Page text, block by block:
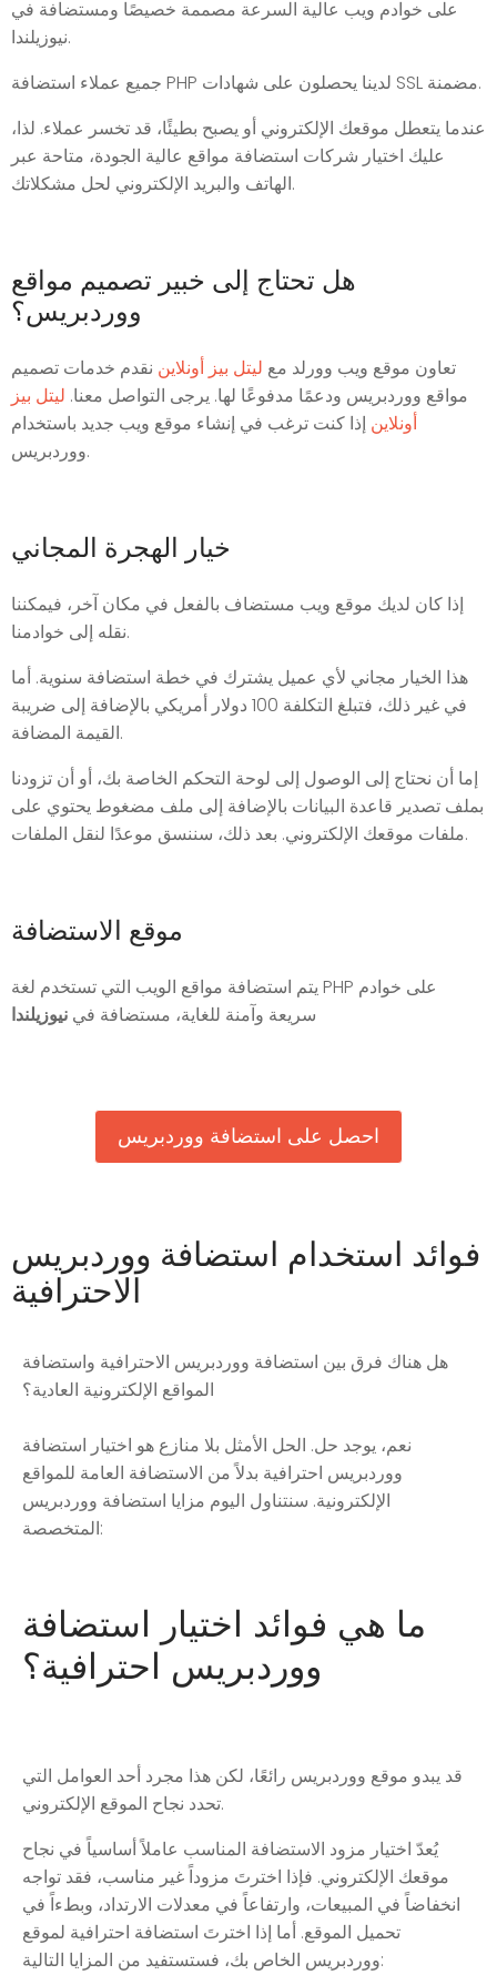
على خوادم ويب عالية السرعة مصممة خصيصًا ومستضافة في
نيوزيلندا.
جميع عملاء استضافة PHP لدينا يحصلون على شهادات SSL مضمنة.
عندما يتعطل موقعك الإلكتروني أو يصبح بطيئًا، قد تخسر عملاء. لذا،
عليك اختيار شركات استضافة مواقع عالية الجودة، متاحة عبر
الهاتف والبريد الإلكتروني لحل مشكلاتك.
هل تحتاج إلى خبير تصميم مواقع
ووردبريس؟
تعاون موقع ويب وورلد مع ليتل بيز أونلاين نقدم خدمات تصميم
مواقع ووردبريس ودعمًا مدفوعًا لها. يرجى التواصل معنا. ليتل بيز
أونلاين إذا كنت ترغب في إنشاء موقع ويب جديد باستخدام
ووردبريس.
خيار الهجرة المجاني
إذا كان لديك موقع ويب مستضاف بالفعل في مكان آخر، فيمكننا
نقله إلى خوادمنا.
هذا الخيار مجاني لأي عميل يشترك في خطة استضافة سنوية. أما
في غير ذلك، فتبلغ التكلفة 100 دولار أمريكي بالإضافة إلى ضريبة
القيمة المضافة.
إما أن نحتاج إلى الوصول إلى لوحة التحكم الخاصة بك، أو أن تزودنا
بملف تصدير قاعدة البيانات بالإضافة إلى ملف مضغوط يحتوي على
ملفات موقعك الإلكتروني. بعد ذلك، سننسق موعدًا لنقل الملفات.
موقع الاستضافة
يتم استضافة مواقع الويب التي تستخدم لغة PHP على خوادم
سريعة وآمنة للغاية، مستضافة في نيوزيلندا
احصل على استضافة ووردبريس
فوائد استخدام استضافة ووردبريس
الاحترافية
هل هناك فرق بين استضافة ووردبريس الاحترافية واستضافة
المواقع الإلكترونية العادية؟
نعم، يوجد حل. الحل الأمثل بلا منازع هو اختيار استضافة
ووردبريس احترافية بدلاً من الاستضافة العامة للمواقع
الإلكترونية. سنتناول اليوم مزايا استضافة ووردبريس
المتخصصة:
ما هي فوائد اختيار استضافة
ووردبريس احترافية؟
قد يبدو موقع ووردبريس رائعًا، لكن هذا مجرد أحد العوامل التي
تحدد نجاح الموقع الإلكتروني.
يُعدّ اختيار مزود الاستضافة المناسب عاملاً أساسياً في نجاح
موقعك الإلكتروني. فإذا اخترتَ مزوداً غير مناسب، فقد تواجه
انخفاضاً في المبيعات، وارتفاعاً في معدلات الارتداد، وبطءاً في
تحميل الموقع. أما إذا اخترتَ استضافة احترافية لموقع
ووردبريس الخاص بك، فستستفيد من المزايا التالية: